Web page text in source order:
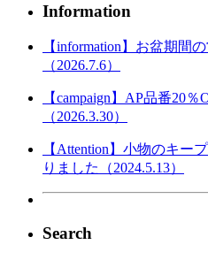
Information
【information】お盆期間
（2026.7.6）
【campaign】AP品番20
（2026.3.30）
【Attention】小物のキー
りました（2024.5.13）
Search